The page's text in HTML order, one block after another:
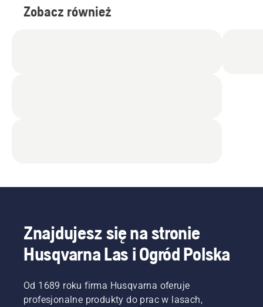
Zobacz również
Znajdujesz się na stronie
Husqvarna Las i Ogród Polska
Od 1689 roku firma Husqvarna oferuje
profesjonalne produkty do prac w lasach,